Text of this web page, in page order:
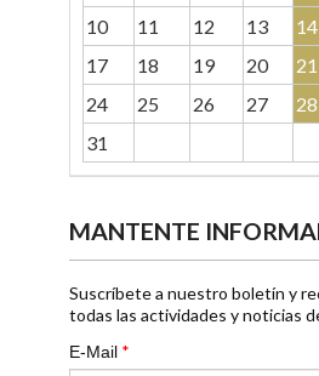
10
11 12 13 14
17
18 19 20 21
24
25 26 27 28
31
MANTENTE
Suscríbete a nuestro boletín y
todas las actividades y noticias
E-Mail *